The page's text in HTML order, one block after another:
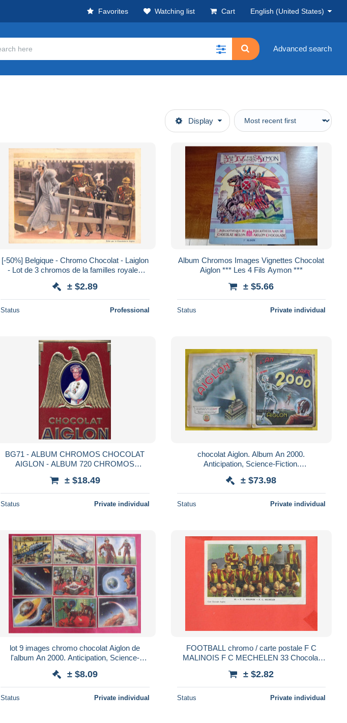
Favorites Watching list Cart English (United States)
Advanced search
Display
[-50%] Belgique - Chromo Chocolat - Laiglon
- Lot de 3 chromos de la familles royales
± $2.89
Status Professional
Album Chromos Images Vignettes Chocolat
Aiglon *** Les 4 Fils Aymon ***
± $5.66
Status Private individual
BG71 - ALBUM CHROMOS CHOCOLAT
AIGLON - ALBUM 720 CHROMOS
± $18.49
Status Private individual
chocolat Aiglon. Album An 2000.
Anticipation, Science-Fiction.
chromo. complet
± $73.98
Status Private individual
lot 9 images chromo chocolat Aiglon de
l'album An 2000. Anticipation, Science-
± $8.09
Status Private individual
FOOTBALL chromo / carte postale F C
MALINOIS F C MECHELEN 33 Chocolat
± $2.82
Status Private individual